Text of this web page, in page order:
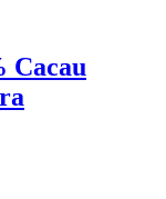
Cacau